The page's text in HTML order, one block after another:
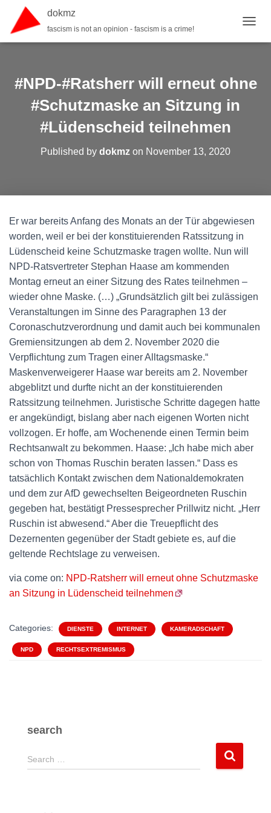
dokmz
fascism is not an opinion - fascism is a crime!
#NPD-#Ratsherr will erneut ohne
#Schutzmaske an Sitzung in
#Lüdenscheid teilnehmen
Published by dokmz on November 13, 2020
Er war bereits Anfang des Monats an der Tür abgewiesen
worden, weil er bei der konstituierenden Ratssitzung in
Lüdenscheid keine Schutzmaske tragen wollte. Nun will
NPD-Ratsvertreter Stephan Haase am kommenden
Montag erneut an einer Sitzung des Rates teilnehmen –
wieder ohne Maske. (…) „Grundsätzlich gilt bei zulässigen
Veranstaltungen im Sinne des Paragraphen 13 der
Coronaschutzverordnung und damit auch bei kommunalen
Gremiensitzungen ab dem 2. November 2020 die
Verpflichtung zum Tragen einer Alltagsmaske.“
Maskenverweigerer Haase war bereits am 2. November
abgeblitzt und durfte nicht an der konstituierenden
Ratssitzung teilnehmen. Juristische Schritte dagegen hatte
er angekündigt, bislang aber nach eigenen Worten nicht
vollzogen. Er hoffe, am Wochenende einen Termin beim
Rechtsanwalt zu bekommen. Haase: „Ich habe mich aber
schon von Thomas Ruschin beraten lassen.“ Dass es
tatsächlich Kontakt zwischen dem Nationaldemokraten
und dem zur AfD gewechselten Beigeordneten Ruschin
gegeben hat, bestätigt Pressesprecher Prillwitz nicht. „Herr
Ruschin ist abwesend.“ Aber die Treuepflicht des
Dezernenten gegenüber der Stadt gebiete es, auf die
geltende Rechtslage zu verweisen.
via come on: NPD-Ratsherr will erneut ohne Schutzmaske
an Sitzung in Lüdenscheid teilnehmen
Categories: DIENSTE INTERNET KAMERADSCHAFT
NPD RECHTSEXTREMISMUS
search
S
e
Search …